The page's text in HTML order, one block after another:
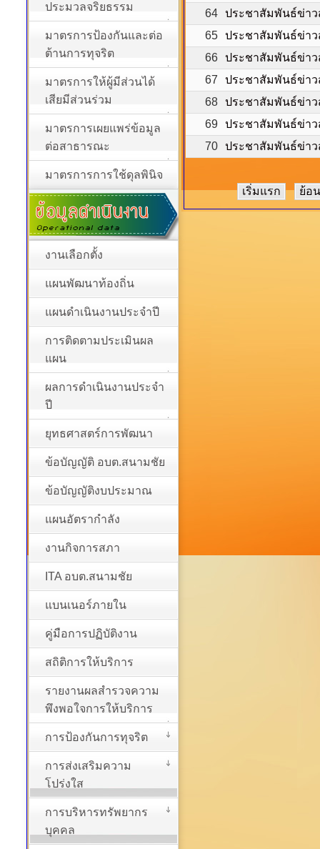
64 ประชาสัมพันธ์ข่าว
65 ประชาสัมพันธ์ข่าว
66 ประชาสัมพันธ์ข่าว
67
ประชาสัมพันธ์ข่าว
68 ประชาสัมพันธ์ข่าว
69 ประชาสัมพันธ์ข่าว
70 ประชาสัมพันธ์ข่าว
เริ่มแรก ย้อ
ประมวลจริยธรรม
มาตรการป้องกันและต่อ
ต้านการทุจริต
มาตรการให้ผู้มีส่วนได้
เสียมีส่วนร่วม
มาตรการเผยแพร่ข้อมูล
ต่อสาธารณะ
มาตรการการใช้ดุลพินิจ
งานเลือกตั้ง
แผนพัฒนาท้องถิ่น
แผนดำเนินงานประจำปี
การติดตามประเมินผล
แผน
ผลการดำเนินงานประจำ
ปี
ยุทธศาสตร์การพัฒนา
ข้อบัญญัติ อบต.สนามชัย
ข้อบัญญัติงบประมาณ
แผนอัตรากำลัง
งานกิจการสภา
ITA อบต.สนามชัย
แบนเนอร์ภายใน
คู่มือการปฏิบัติงาน
สถิติการให้บริการ
รายงานผลสำรวจความ
พึงพอใจการให้บริการ
การป้องกันการทุจริต
การส่งเสริมความ
โปร่งใส
การบริหารทรัพยากร
บุคคล